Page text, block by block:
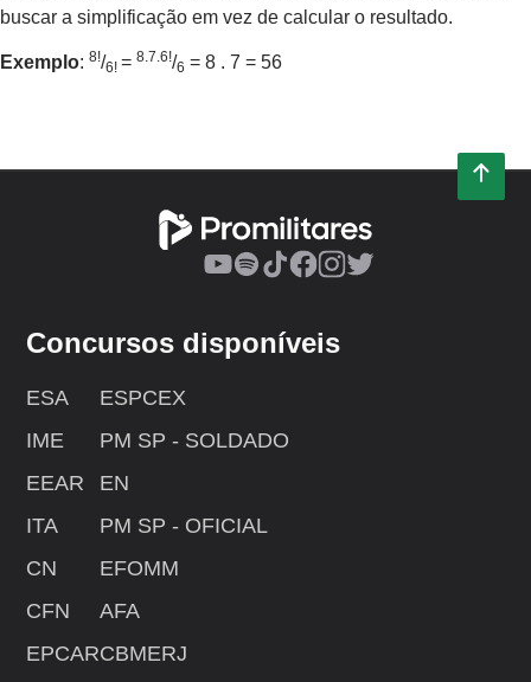
buscar a simplificação em vez de calcular o resultado.
Exemplo: 8!/6! = 8.7.6!/6 = 8 . 7 = 56
Concursos disponíveis
ESA
IME
EEAR
ITA
CN
CFN
EPCAR
ESPCEX
PM SP - SOLDADO
EN
PM SP - OFICIAL
EFOMM
AFA
CBMERJ